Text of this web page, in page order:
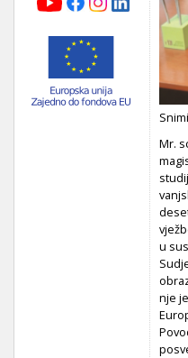
Mr.
u
nje